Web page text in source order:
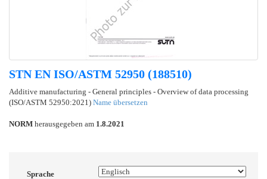
STN EN ISO/ASTM 52950 (188510)
Additive manufacturing - General principles - Overview of data processing
(ISO/ASTM 52950:2021) Name übersetzen
NORM herausgegeben am 1.8.2021
Sprache